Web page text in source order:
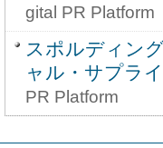
gital PR Platform
スポルディン
ャル・サプラ
PR Platform